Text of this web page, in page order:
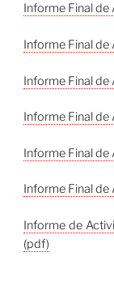
Informe Final de
Informe Final de
Informe Final de
Informe Final de
Informe Final de
Informe Final de
Informe de
(pdf)